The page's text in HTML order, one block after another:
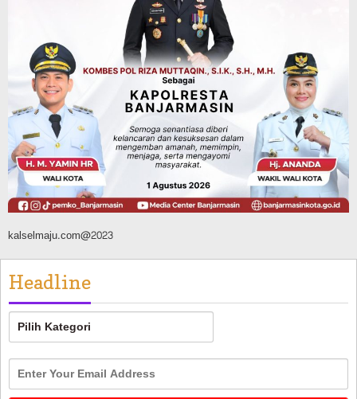
Dinas PUPR Kalsel Headline Pembangunan
Jalan Veteran Km 5,5 Sungai Lulut
Dibuka Pasca Retak dan Amblas,
Angkutan Bertonase 6 Ton Lebih Tak
Diperbolehkan Melintas
Agustus 7, 2026
kalselmaju.com@2023
Headline
Headline